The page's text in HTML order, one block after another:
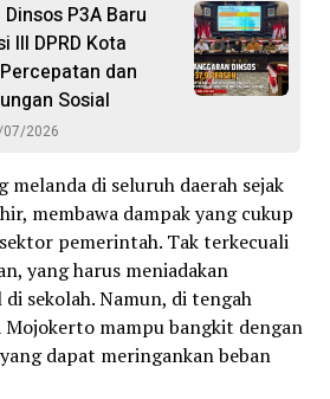
P3A Baru
III DPRD Kota
dan
Sosial
2026
melanda di seluruh daerah sejak
membawa dampak yang cukup
pemerintah. Tak terkecuali
yang harus meniadakan
sekolah. Namun, di tengah
mampu bangkit dengan
dapat meringankan beban